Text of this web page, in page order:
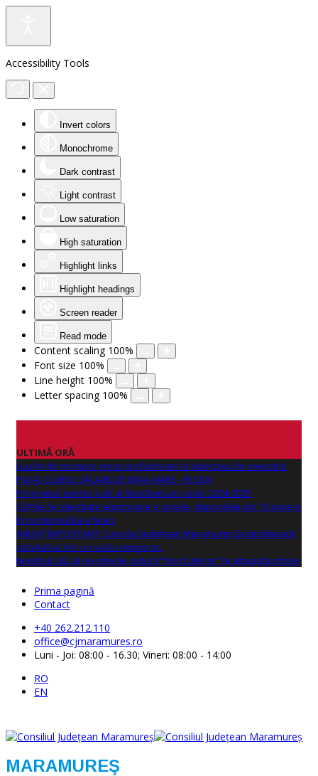
Accessibility Tools
Invert colors
Monochrome
Dark contrast
Light contrast
Low saturation
High saturation
Highlight links
Highlight headings
Screen reader
Read mode
Content scaling 100%
Font size 100%
Line height 100%
Letter spacing 100%
ULTIMĂ ORĂ
Lucrări de montare grinzi prefabricate la obiectivul de investitie
PASAJ CLUBUL VĂCARILOR (BAIA MARE - RECEA)
Programul pentru școli al României an școlar 2024-2025
Cărțile de identitate electronice și simple, disponibile din 10 iunie și
în municipiul Baia Mare
ANUNŢ IMPORTANT! Consiliul Județean Maramureș își desfășoară
activitatea într-un sediu temporar.
Numărul 262 al revistei de cultură "Nord Literar" își așteaptă cititorii
Prima pagină
Contact
+40 262.212.110
office@cjmaramures.ro
Luni - Joi: 08:00 - 16.30; Vineri: 08:00 - 14:00
RO
EN
MARAMUREŞ